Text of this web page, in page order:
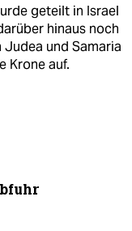
geteilt in Israel
hinaus noch
und Samaria
Krone auf.